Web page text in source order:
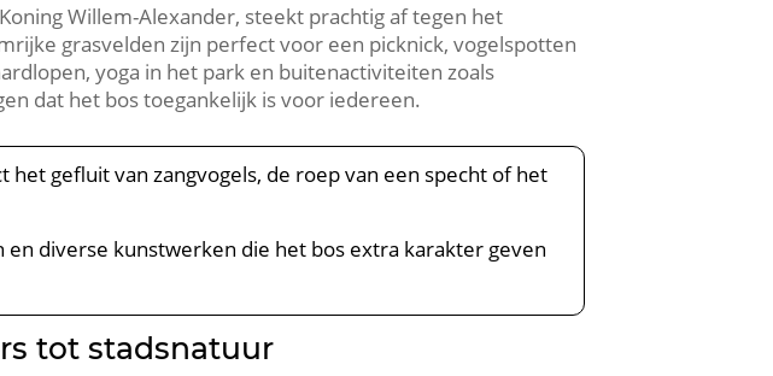
Willem-Alexander, steekt prachtig af tegen het
grasvelden zijn perfect voor een picknick, vogelspotten
yoga in het park en buitenactiviteiten zoals
dat het bos toegankelijk is voor iedereen.​
gefluit van zangvogels, de roep van een specht of het
en diverse kunstwerken die het bos extra karakter geven
tot stadsnatuur